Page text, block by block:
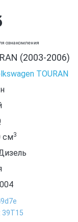
ознакомления
(2003-2006)
TOURAN
см3
39Т15